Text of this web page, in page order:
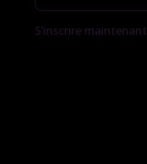
S’inscrire maintenant